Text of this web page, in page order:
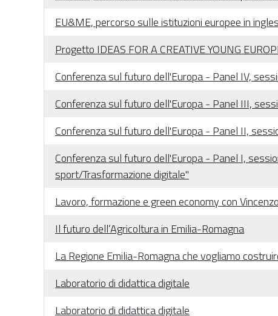
EU&ME, percorso sulle istituzioni europee in
Progetto IDEAS FOR A CREATIVE YOUNG
Conferenza sul futuro dell'Europa - Panel IV,
Conferenza sul futuro dell'Europa - Panel III,
Conferenza sul futuro dell'Europa - Panel II,
Conferenza sul futuro dell'Europa - Panel I,
sport/Trasformazione digitale"
Lavoro, formazione e green economy con
Il futuro dell’Agricoltura in Emilia-Romagna
La Regione Emilia-Romagna che vogliamo
Laboratorio di didattica digitale
Laboratorio di didattica digitale